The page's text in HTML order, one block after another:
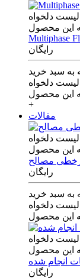
لیست دلخواه
این محصول
Multiphase
رایگان
به سبد خرید
لیست دلخواه
این محصول
+
مقالات
لیست دلخواه
این محصول
مصالح
رایگان
به سبد خرید
لیست دلخواه
این محصول
لیست دلخواه
این محصول
انجام شده
رایگان